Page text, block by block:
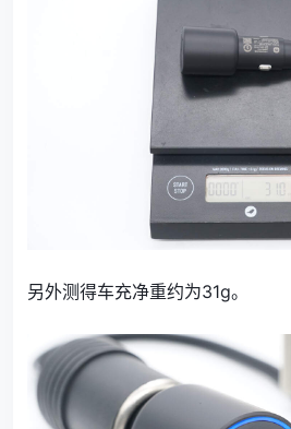
另外测得车充净重约为31g。